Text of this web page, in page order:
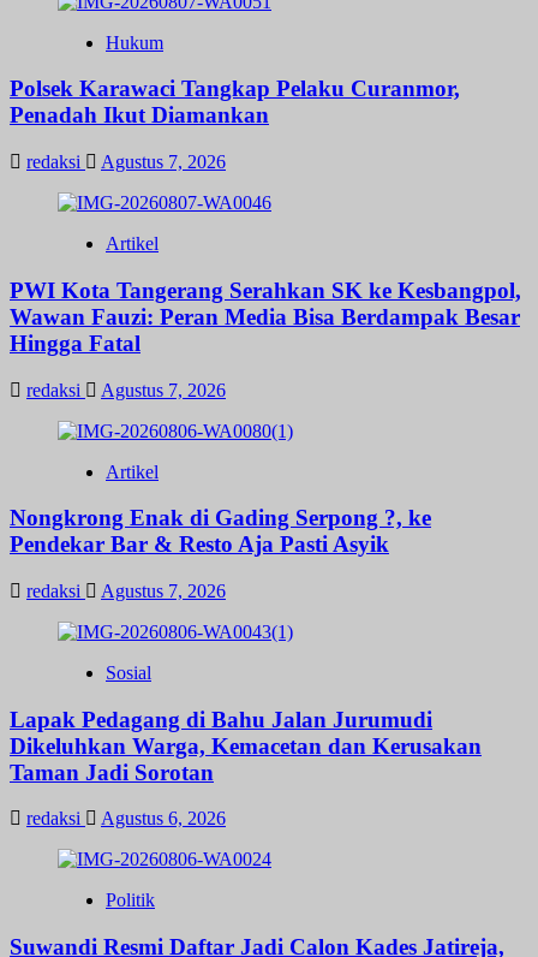
Hukum
Polsek Karawaci Tangkap Pelaku Curanmor,
Penadah Ikut Diamankan
redaksi Agustus 7, 2026
Artikel
PWI Kota Tangerang Serahkan SK ke Kesbangpol,
Wawan Fauzi: Peran Media Bisa Berdampak Besar
Hingga Fatal
redaksi Agustus 7, 2026
Artikel
Nongkrong Enak di Gading Serpong ?, ke
Pendekar Bar & Resto Aja Pasti Asyik
redaksi Agustus 7, 2026
Sosial
Lapak Pedagang di Bahu Jalan Jurumudi
Dikeluhkan Warga, Kemacetan dan Kerusakan
Taman Jadi Sorotan
redaksi Agustus 6, 2026
Politik
Suwandi Resmi Daftar Jadi Calon Kades Jatireja,